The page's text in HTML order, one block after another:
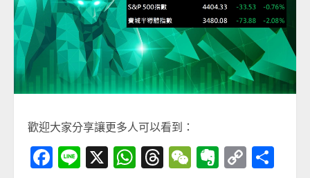
歡迎大家分享讓更多人可以看到：
Facebook
Line
X WhatsApp
Threads
WeChat
Evernote
Copy